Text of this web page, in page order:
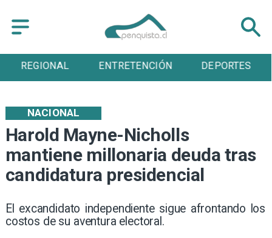
REGIONAL ENTRETENCIÓN DEPORTES
Harold Mayne-Nicholls
mantiene millonaria deuda tras
candidatura presidencial
El excandidato independiente sigue afrontando los
costos de su aventura electoral.
NACIONAL